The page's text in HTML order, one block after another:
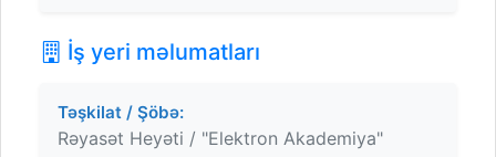
İş yeri məlumatları
Təşkilat / Şöbə:
Rəyasət Heyəti / "Elektron Akademiya"